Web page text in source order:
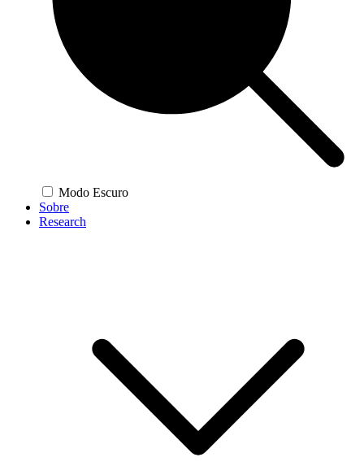
Modo Escuro
Sobre
Research